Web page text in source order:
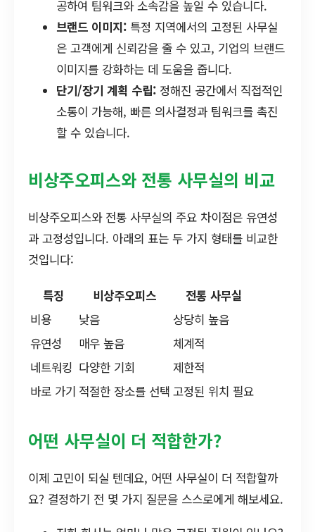
공하여 팀워크와 소속감을 높일 수 있습니다.
브랜드 이미지: 특정 지역에서의 고정된 사무실
은 고객에게 신뢰감을 줄 수 있고, 기업의 브랜드
이미지를 강화하는 데 도움을 줍니다.
단기/장기 계획 수립: 정해진 공간에서 직접적인
소통이 가능해, 빠른 의사결정과 팀워크를 촉진
할 수 있습니다.
비상주오피스와 전통 사무실의 비교
비상주오피스와 전통 사무실의 주요 차이점은 유연성
과 고정성입니다. 아래의 표는 두 가지 형태를 비교한
것입니다:
특징 비상주오피스
전통 사무실
비용
낮음
상당히 높음
유연성
매우 높음
체계적
네트워킹 다양한 기회
제한적
바로 가기 적절한 장소를 선택 고정된 위치 필요
어떤 사무실이 더 적합한가?
이제 고민이 되실 텐데요, 어떤 사무실이 더 적합할까
요? 결정하기 전 몇 가지 질문을 스스로에게 해보세요.